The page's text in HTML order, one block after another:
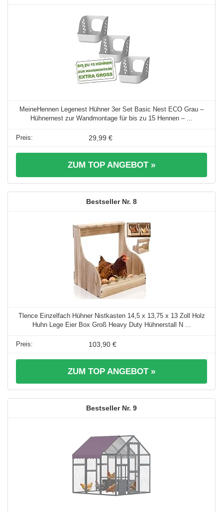
MeineHennen Legenest Hühner 3er Set Basic Nest ECO Grau –
Hühnernest zur Wandmontage für bis zu 15 Hennen – ...
29,99 €
ZUM TOP ANGEBOT »
8
Tlence Einzelfach Hühner Nistkasten 14,5 x 13,75 x 13 Zoll Holz
Huhn Lege Eier Box Groß Heavy Duty Hühnerstall N ...
103,90 €
ZUM TOP ANGEBOT »
9